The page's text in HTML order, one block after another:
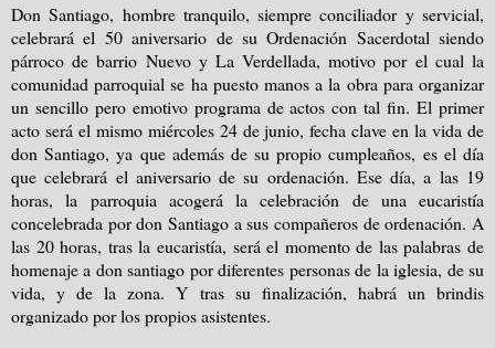
Don Santiago, hombre tranquilo, siempre conciliador y servicial,
celebrará el 50 aniversario de su Ordenación Sacerdotal siendo
párroco de barrio Nuevo y La Verdellada, motivo por el cual la
comunidad parroquial se ha puesto manos a la obra para organizar
un sencillo pero emotivo programa de actos con tal fin. El primer
acto será el mismo miércoles 24 de junio, fecha clave en la vida de
don Santiago, ya que además de su propio cumpleaños, es el día
que celebrará el aniversario de su ordenación. Ese día, a las 19
horas, la parroquia acogerá la celebración de una eucaristía
concelebrada por don Santiago a sus compañeros de ordenación. A
las 20 horas, tras la eucaristía, será el momento de las palabras de
homenaje a don santiago por diferentes personas de la iglesia, de su
vida, y dela zona. Y tras su finalización, habrá un brindis
organizado por los propios asistentes.